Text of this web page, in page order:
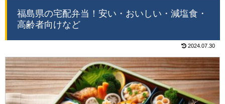
福島県の宅配弁当！安い・おいしい・減塩食・
高齢者向けなど
2024.07.30